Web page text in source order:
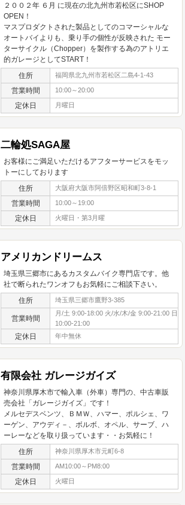
２００２年 ６月 に現在の北九州市若松区にSHOP
OPEN！
マスプロダクトされた製品としてのコマーシャルな
オートバイよりも、乗り手の個性が反映された モー
ターサイクル（Chopper）を製作する為のアトリエ
的ガレージとしてSTART！
住所 福岡県北九州市若松区二島4-1-43
営業時間 10:00～20:00
定休日 月曜日
二輪処SAGA屋
お客様にご満足いただけるアフターサービスをモッ
トーにしております
住所 大阪府大阪市阿倍野区昭和町3-8-1
営業時間 10:00～19:00
定休日 火曜日・第3月曜
アメリカンドリームス
埼玉県三郷市にあるカスタムバイク専門店です。他
社で断られたワンオフもお気軽にご相談下さい。
住所 埼玉県三郷市鷹野3-385
営業時間
月/土 9:00-18:00 火/水/木/金 9:00-21:00 日
10:00-21:00
定休日 年中無休
有限会社 ガレージガイズ
神奈川県厚木市で輸入車（外車）専門の、中古車販
売会社「ガレージガイズ」です！
メルセデスベンツ、ＢＭＷ、ハマー、ポルシェ、ワ
ーゲン、アウディ－、ボルボ、オペル、サーブ、ハ
ーレーなどを取り扱っています・・お気軽に！
住所 神奈川県厚木市元町6-8
営業時間 AM10:00～PM8:00
定休日 火曜日